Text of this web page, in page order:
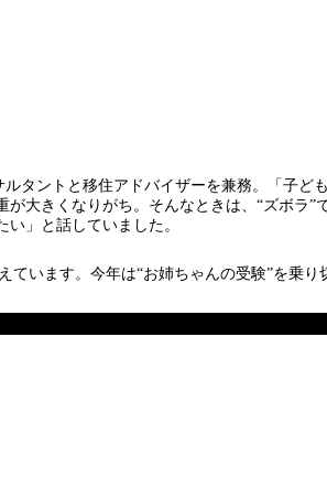
タントと移住アドバイザーを兼務。「子ど
大きくなりがち。そんなときは、“ズボラ”
」と話していました。
います。今年は“お姉ちゃんの受験”を乗り